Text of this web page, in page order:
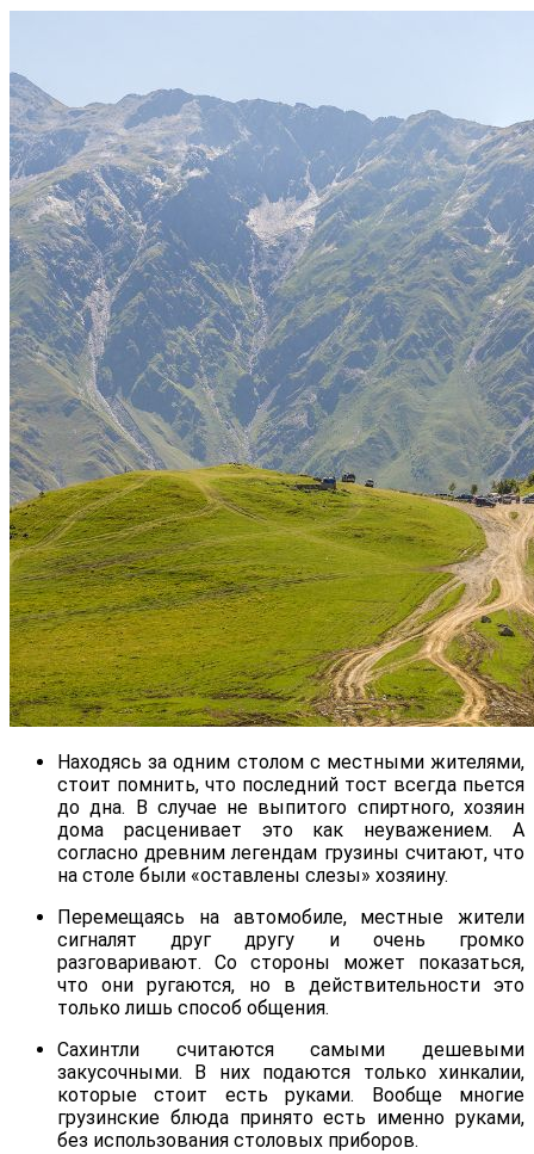
Находясь за одним столом с местными жителями,
стоит помнить, что последний тост всегда пьется
до дна. В случае не выпитого спиртного, хозяин
дома расценивает это как неуважением. А
согласно древним легендам грузины считают, что
на столе были «оставлены слезы» хозяину.
Перемещаясь на автомобиле, местные жители
сигналят друг другу и очень громко
разговаривают. Со стороны может показаться,
что они ругаются, но в действительности это
только лишь способ общения.
Сахинтли считаются самыми дешевыми
закусочными. В них подаются только хинкалии,
которые стоит есть руками. Вообще многие
грузинские блюда принято есть именно руками,
без использования столовых приборов.